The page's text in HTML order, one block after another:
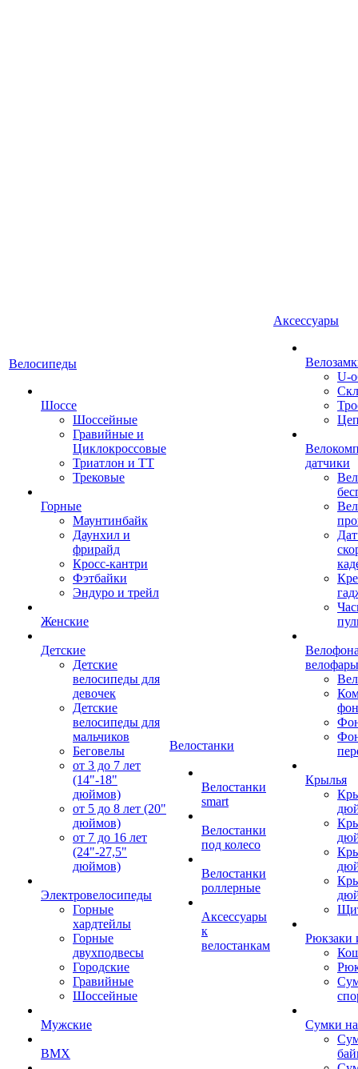
Велосипеды
Шоссе
Шоссейные
Гравийные и
Циклокроссовые
Триатлон и ТТ
Трековые
Горные
Маунтинбайк
Даунхил и
фрирайд
Кросс-кантри
Фэтбайки
Эндуро и трейл
Женские
Детские
Детские
велосипеды для
девочек
Детские
велосипеды для
мальчиков
Беговелы
от 3 до 7 лет
(14"-18"
дюймов)
от 5 до 8 лет (20"
дюймов)
от 7 до 16 лет
(24"-27,5"
дюймов)
Электровелосипеды
Горные
хардтейлы
Горные
двухподвесы
Городские
Гравийные
Шоссейные
Мужские
BMX
Велостанки
Велостанки
smart
Велостанки
под колесо
Велостанки
роллерные
Аксессуары
к
велостанкам
Аксессуары
U-
датчики
велофары
Крылья
Рюкзаки
Сумки